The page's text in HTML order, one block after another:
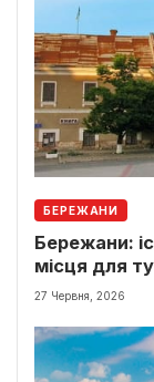
БЕРЕЖАНИ
Бережани:
місця для
27 Червня, 2026